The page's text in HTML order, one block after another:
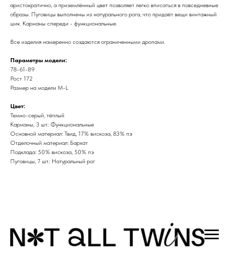
аристократично, а приземлённый цвет позволяет легко вписаться в повседневные
образы. Пуговицы выполнены из натурального рога, что придаёт вещи винтажный
шик. Карманы спереди - функциональные.
Все изделия намеренно создаются ограниченными дропами.
Параметры модели:
78-61-89
Рост 172
Размер на модели M-L
Цвет:
Темно-серый, тёплый
Карманы, 3 шт.: Функциональные
Основной материал: Твид, 17% вискоза, 83% пэ
Отделочный материал: Бархат
Подклада: 50% вискоза, 50% пэ
Пуговицы, 7 шт.: Натуральный рог